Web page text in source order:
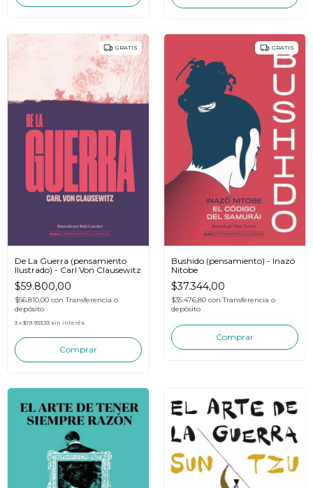
GRATIS
De La Guerra (pensamiento
Ilustrado) - Carl Von Clausewitz
$59.800,00
$56.810,00 con Transferencia o
depósito
3 x $19.933,33 sin interés
GRATIS
Bushido (pensamiento) - Inazö
Nitobe
$37.344,00
$35.476,80 con Transferencia o
depósito